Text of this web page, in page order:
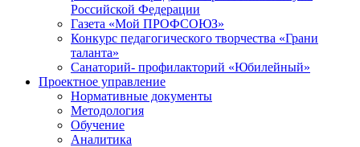
Российской Федерации
Газета «Мой ПРОФСОЮЗ»
Конкурс педагогического творчества «Грани
таланта»
Санаторий- профилакторий «Юбилейный»
Проектное управление
Нормативные документы
Методология
Обучение
Аналитика